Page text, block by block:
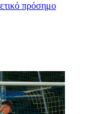
πρόσημο